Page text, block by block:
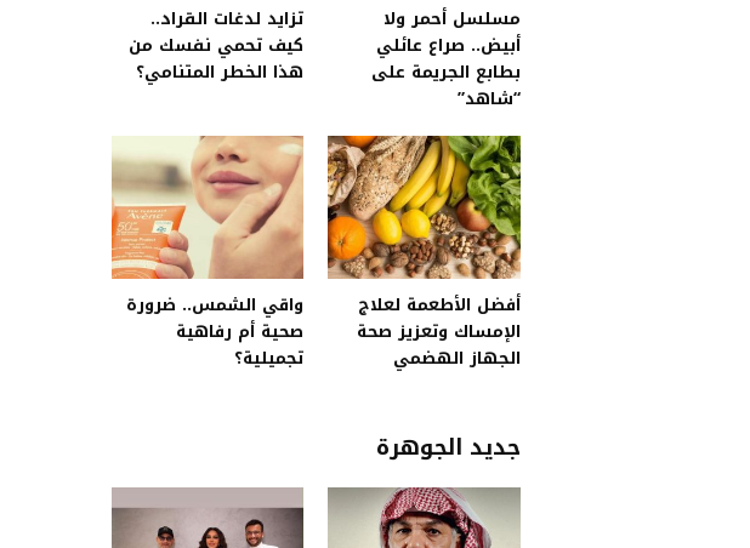
مسلسل أحمر ولا
أبيض.. صراع عائلي
بطابع الجريمة على
“شاهد”
تزايد لدغات القراد..
كيف تحمي نفسك من
هذا الخطر المتنامي؟
أفضل الأطعمة لعلاج
الإمساك وتعزيز صحة
الجهاز الهضمي
واقي الشمس.. ضرورة
صحية أم رفاهية
تجميلية؟
جديد الجوهرة